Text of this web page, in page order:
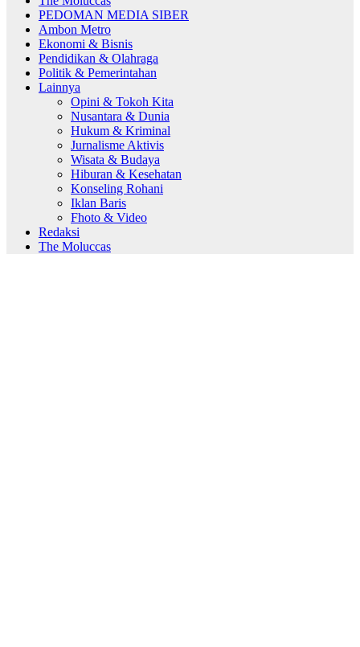
PEDOMAN MEDIA SIBER
Ambon Metro
Ekonomi & Bisnis
Pendidikan & Olahraga
Politik & Pemerintahan
Lainnya
Opini & Tokoh Kita
Nusantara & Dunia
Hukum & Kriminal
Jurnalisme Aktivis
Wisata & Budaya
Hiburan & Kesehatan
Konseling Rohani
Iklan Baris
Fhoto & Video
Redaksi
The Moluccas